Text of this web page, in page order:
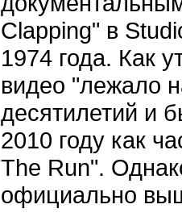
Clapping" в
1974 года. Как
видео "лежало
десятилетий и
2010 году как
The Run".
официально